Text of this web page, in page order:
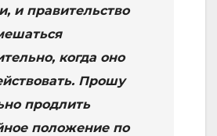
и правительство
когда оно
Прошу
продлить
положение по